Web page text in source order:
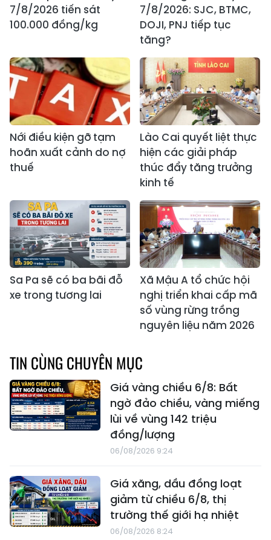
7/8/2026 tiến sát
100.000 đồng/kg
7/8/2026: SJC, BTMC,
DOJI, PNJ tiếp tục
tăng?
Nới điều kiện gỡ tạm
hoãn xuất cảnh do nợ
thuế
Lào Cai quyết liệt thực
hiện các giải pháp
thúc đẩy tăng trưởng
kinh tế
Sa Pa sẽ có ba bãi đỗ
xe trong tương lai
Xã Mậu A tổ chức hội
nghị triển khai cấp mã
số vùng rừng trồng
nguyên liệu năm 2026
TIN CÙNG CHUYÊN MỤC
Giá vàng chiều 6/8: Bất
ngờ đảo chiều, vàng miếng
lùi về vùng 142 triệu
đồng/lượng
06/08/2026 9:24
Giá xăng, dầu đồng loạt
giảm từ chiều 6/8, thị
trường thế giới hạ nhiệt
06/08/2026 8:24